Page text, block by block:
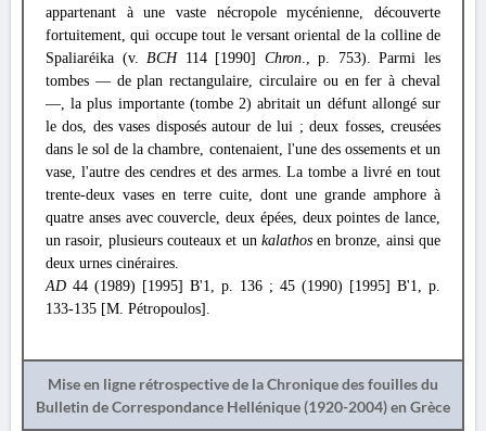
appartenant à une vaste nécropole mycénienne, découverte
fortuitement, qui occupe tout le versant oriental de la colline de
Spaliaréika (v.BCH 114 [1990] Chron., p. 753). Parmi les
tombes — de plan rectangulaire, circulaire ou en fer à cheval
—, la plus importante (tombe 2) abritait un défunt allongé sur
le dos, des vases disposés autour de lui ; deux fosses, creusées
dans le sol de la chambre, contenaient, l'une des ossements et un
vase, l'autre des cendres et des armes. La tombe a livré en tout
trente-deux vases en terre cuite, dont une grande amphore à
quatre anses avec couvercle, deux épées, deux pointes de lance,
un rasoir, plusieurs couteaux et un kalathosen bronze, ainsi que
deux urnes cinéraires.
AD 44 (1989) [1995] Β'1, p. 136 ; 45 (1990) [1995] Β'1, p.
133-135 [M. Pétropoulos].
Mise en ligne rétrospective de la Chronique des fouilles du
Bulletin de Correspondance Hellénique (1920-2004) en Grèce